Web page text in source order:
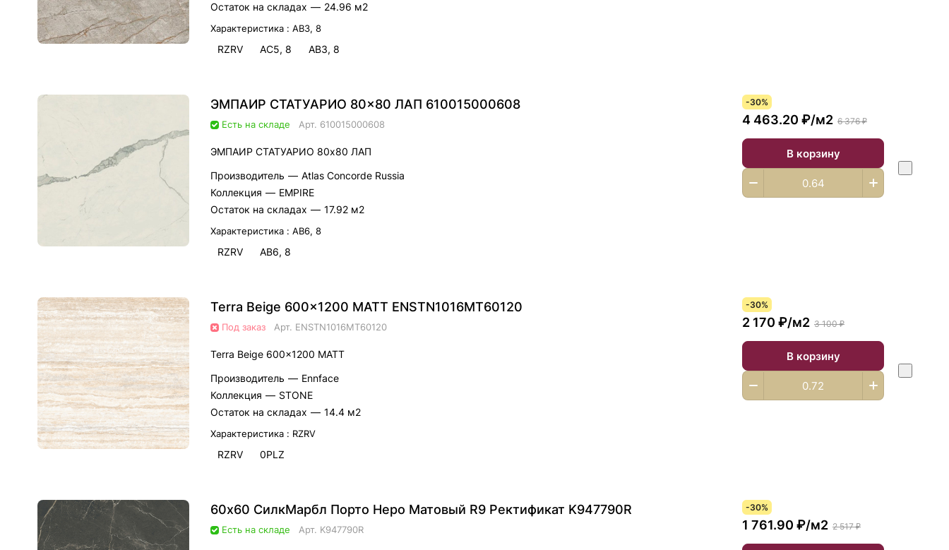
Остаток на складах — 24.96 м2
Характеристика : AB3, 8
RZRV AC5, 8 AB3, 8
ЭМПАИР СТАТУАРИО 80x80 ЛАП 610015000608
Есть на складе Арт. 610015000608
ЭМПАИР СТАТУАРИО 80x80 ЛАП
Производитель — Atlas Concorde Russia
Коллекция — EMPIRE
Остаток на складах — 17.92 м2
Характеристика : AВ6, 8
RZRV AВ6, 8
-30%
4 463.20 ₽/м2 6 376 ₽
В корзину
Terra Beige 600x1200 MATT ENSTN1016MT60120
Под заказ Арт. ENSTN1016MT60120
Terra Beige 600x1200 MATT
Производитель — Ennface
Коллекция — STONE
Остаток на складах — 14.4 м2
Характеристика : RZRV
RZRV 0PLZ
-30%
2 170 ₽/м2 3 100 ₽
В корзину
60х60 СилкМарбл Порто Неро Матовый R9 Ректификат K947790R
Есть на складе Арт. K947790R
-30%
1 761.90 ₽/м2 2 517 ₽